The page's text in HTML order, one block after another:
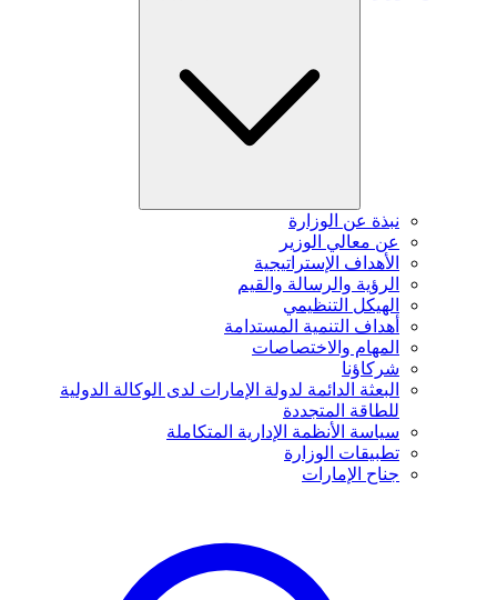
نبذة عن الوزارة
عن معالي الوزير
الأهداف الإستراتيجية
الرؤية والرسالة والقيم
الهيكل التنظيمي
أهداف التنمية المستدامة
المهام والاختصاصات
شركاؤنا
البعثة الدائمة لدولة الإمارات لدى الوكالة الدولية
للطاقة المتجددة
سياسة الأنظمة الإدارية المتكاملة
تطبيقات الوزارة
جناح الإمارات